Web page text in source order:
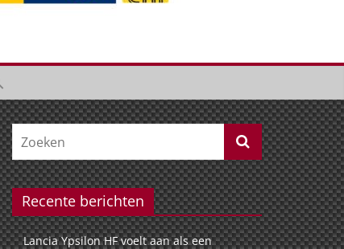
Recente berichten
Lancia Ypsilon HF voelt aan als een